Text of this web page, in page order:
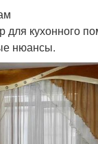
для кухонного
нюансы.